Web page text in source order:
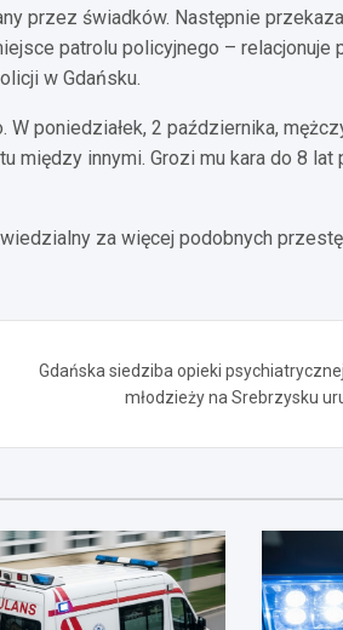
przez świadków. Następnie
patrolu policyjnego – relacjonuje
w Gdańsku.
poniedziałek, 2 października,
między innymi. Grozi mu kara do 8 lat
za więcej podobnych
Gdańska siedziba opieki
młodzieży na Srebrzysku